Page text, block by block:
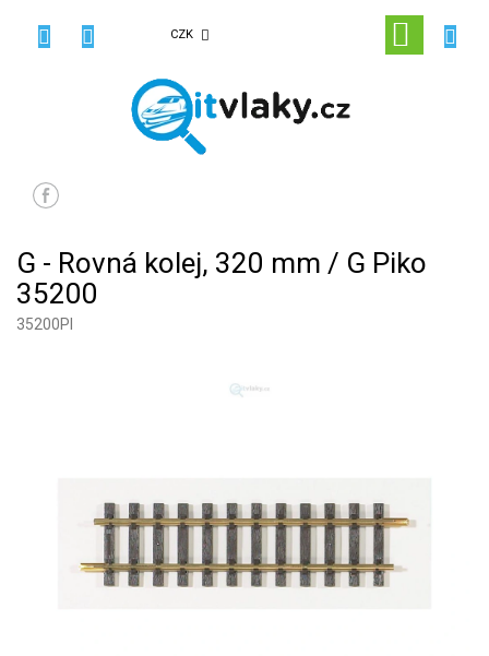
CZK
KOŠÍK
G - Rovná kolej, 320 mm / G Piko
35200
35200PI